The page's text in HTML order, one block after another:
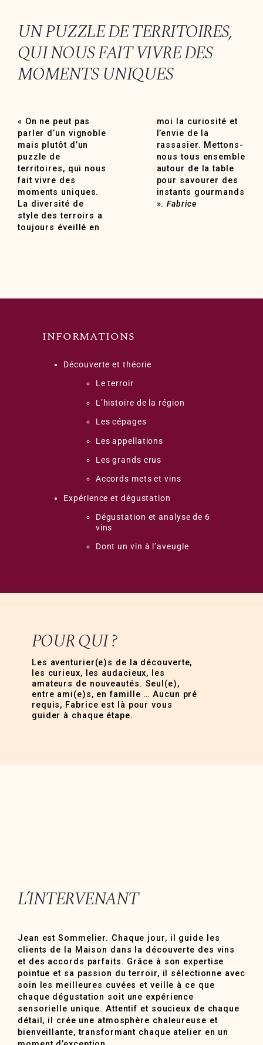
UN PUZZLE DE TERRITOIRES,
QUI NOUS FAIT VIVRE DES
MOMENTS UNIQUES
« On ne peut pas
parler d’un vignoble
mais plutôt d’un
puzzle de
territoires, qui nous
fait vivre des
moments uniques.
La diversité de
style des terroirs a
toujours éveillé en
moi la curiosité et
l’envie de la
rassasier. Mettons-
nous tous ensemble
autour de la table
pour savourer des
instants gourmands
».Fabrice
INFORMATIONS
Découverte et théorie
Le terroir
L’histoire de la région
Les cépages
Les appellations
Les grands crus
Accords mets et vins
Expérience et dégustation
Dégustation et analyse de 6
vins
Dont un vin à l’aveugle
POUR QUI ?
Les aventurier(e)s de la découverte,
les curieux, les audacieux, les
amateurs de nouveautés. Seul(e),
entre ami(e)s, en famille … Aucun pré
requis, Fabrice est là pour vous
guider à chaque étape.
L’INTERVENANT
Jean est Sommelier. Chaque jour, il guide les
clients de la Maison dans la découverte des vins
et des accords parfaits. Grâce à son expertise
pointue et sa passion du terroir, il sélectionne avec
soin les meilleures cuvées et veille à ce que
chaque dégustation soit une expérience
sensorielle unique. Attentif et soucieux de chaque
détail, il crée une atmosphère chaleureuse et
bienveillante, transformant chaque atelier en un